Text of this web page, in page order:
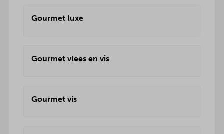
Gourmet luxe
Gourmet vlees en vis
Gourmet vis